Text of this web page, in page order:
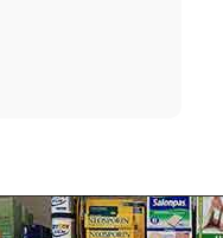
Silica, Xanthan
dụng, chống nhờn
Spray có kết
tán đều lớp chống